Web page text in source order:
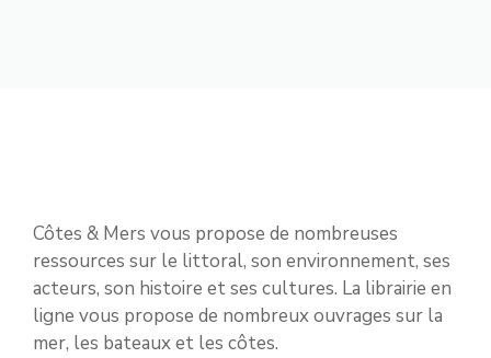
Côtes & Mers vous propose de nombreuses
ressources sur le littoral, son environnement, ses
acteurs, son histoire et ses cultures. La librairie en
ligne vous propose de nombreux ouvrages sur la
mer, les bateaux et les côtes.